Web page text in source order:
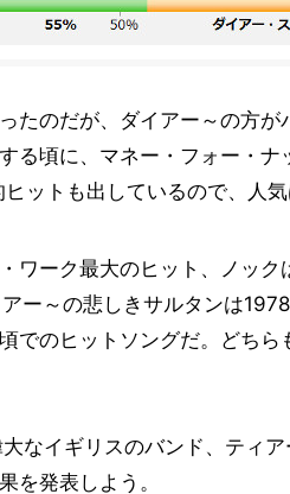
たのだが、ダイアー～の方
る頃に、マネー・フォー・
ットも出しているので、人気
ワーク最大のヒット、ノッ
ー～の悲しきサルタンは
でのヒットソングだ。どち
なイギリスのバンド、ティ
を発表しよう。